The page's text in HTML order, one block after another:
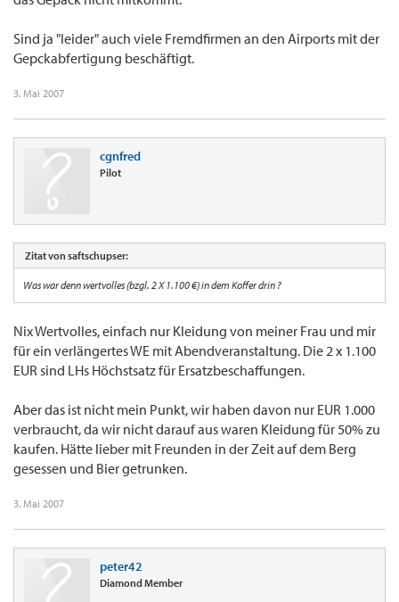
Sind ja "leider" auch viele Fremdfirmen an den Airports mit der
Gepckabfertigung beschäftigt.
3. Mai 2007
cgnfred
Pilot
Zitat von saftschupser:
Was war denn wertvolles (bzgl. 2 X 1.100 €) in dem Koffer drin ?
Nix Wertvolles, einfach nur Kleidung von meiner Frau und mir
für ein verlängertes WE mit Abendveranstaltung. Die 2 x 1.100
EUR sind LHs Höchstsatz für Ersatzbeschaffungen.
Aber das ist nicht mein Punkt, wir haben davon nur EUR 1.000
verbraucht, da wir nicht darauf aus waren Kleidung für 50% zu
kaufen. Hätte lieber mit Freunden in der Zeit auf dem Berg
gesessen und Bier getrunken.
3. Mai 2007
peter42
Diamond Member